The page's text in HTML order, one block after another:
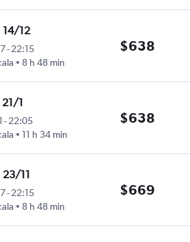
14/12
-22:15
8 h 48 min
$638
21/1
-22:05
11 h 34 min
$638
23/11
-22:15
8 h 48 min
$669